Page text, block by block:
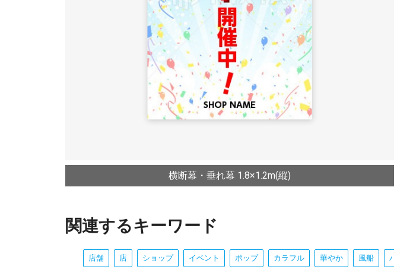
横断幕・垂れ幕 1.8×1.2m(縦)
関連するキーワード
店舗 店 ショップ イベント ポップ カラフル 華やか 風船